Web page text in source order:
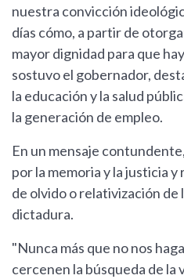
nuestra convicción
días cómo, a partir de
mayor dignidad para que
sostuvo el gobernador,
la educación y la salud
la generación de empleo.
En un mensaje
por la memoria y la justicia
de olvido o relativización de
dictadura.
"Nunca más que no nos
cercenen la búsqueda de la